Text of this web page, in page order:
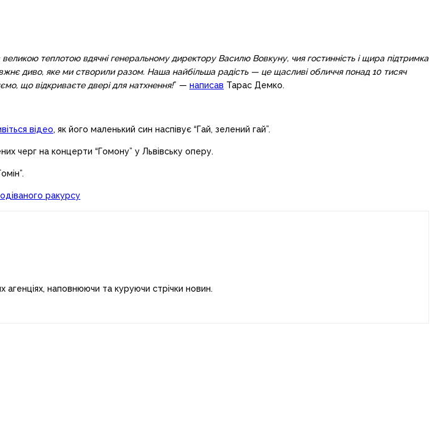
теплотою вдячні генеральному директору Василю Вовкуну, чия гостинність і щира підтримка
диво, яке ми створили разом. Наша найбільша радість — це щасливі обличчя понад 10 тисяч
що відкриваєте двері для натхнення!” — написав Тарас Демко.
відео, як його маленький син наспівує “Гай, зелений гай”.
черг на концерти “Гомону” у Львівську оперу.
ракурсу
агенціях, наповнюючи та куруючи стрічки новин.